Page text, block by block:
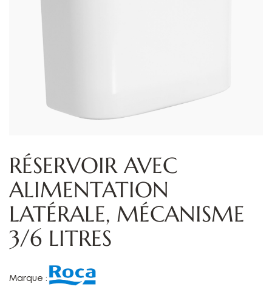
RÉSERVOIR AVEC
ALIMENTATION
LATÉRALE, MÉCANISME
3/6 LITRES
Marque :